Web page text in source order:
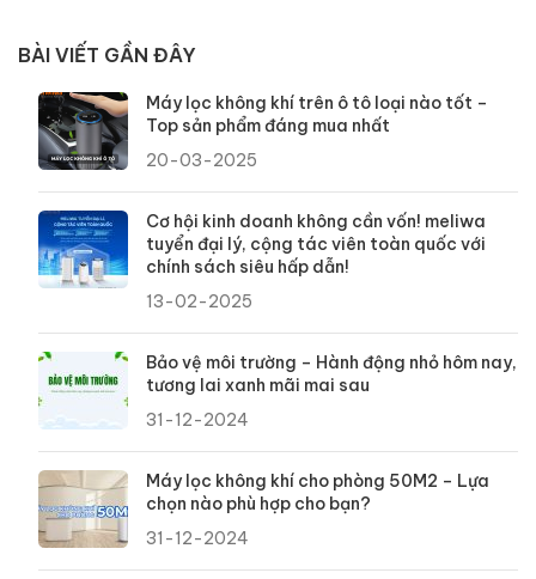
BÀI VIẾT GẦN ĐÂY
Máy lọc không khí trên ô tô loại nào tốt –
Top sản phẩm đáng mua nhất
20-03-2025
Cơ hội kinh doanh không cần vốn! meliwa
tuyển đại lý, cộng tác viên toàn quốc với
chính sách siêu hấp dẫn!
13-02-2025
Bảo vệ môi trường – Hành động nhỏ hôm nay,
tương lai xanh mãi mai sau
31-12-2024
Máy lọc không khí cho phòng 50M2 – Lựa
chọn nào phù hợp cho bạn?
31-12-2024